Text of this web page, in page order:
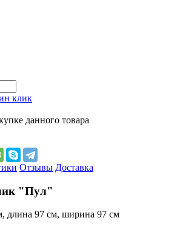
клик
данного товара
Отзывы Доставка
"Пул"
длина 97 см, ширина 97 см